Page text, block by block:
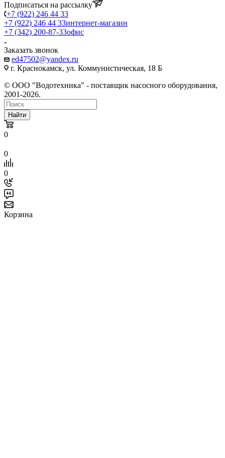
Подписаться на рассылку
+7 (922) 246 44 33
+7 (922) 246 44 33интернет-магазин
+7 (342) 200-87-33офис
Заказать звонок
ed47502@yandex.ru
г. Краснокамск, ул. Коммунистическая, 18 Б
© ООО "Водотехника" - поставщик насосного оборудования,
2001-2026.
Найти
0
0
0
Корзина